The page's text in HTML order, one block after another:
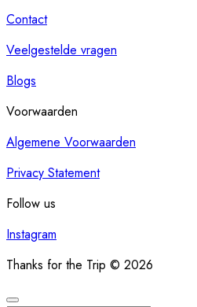
Contact
Veelgestelde vragen
Blogs
Voorwaarden
Algemene Voorwaarden
Privacy Statement
Follow us
Instagram
Thanks for the Trip © 2026